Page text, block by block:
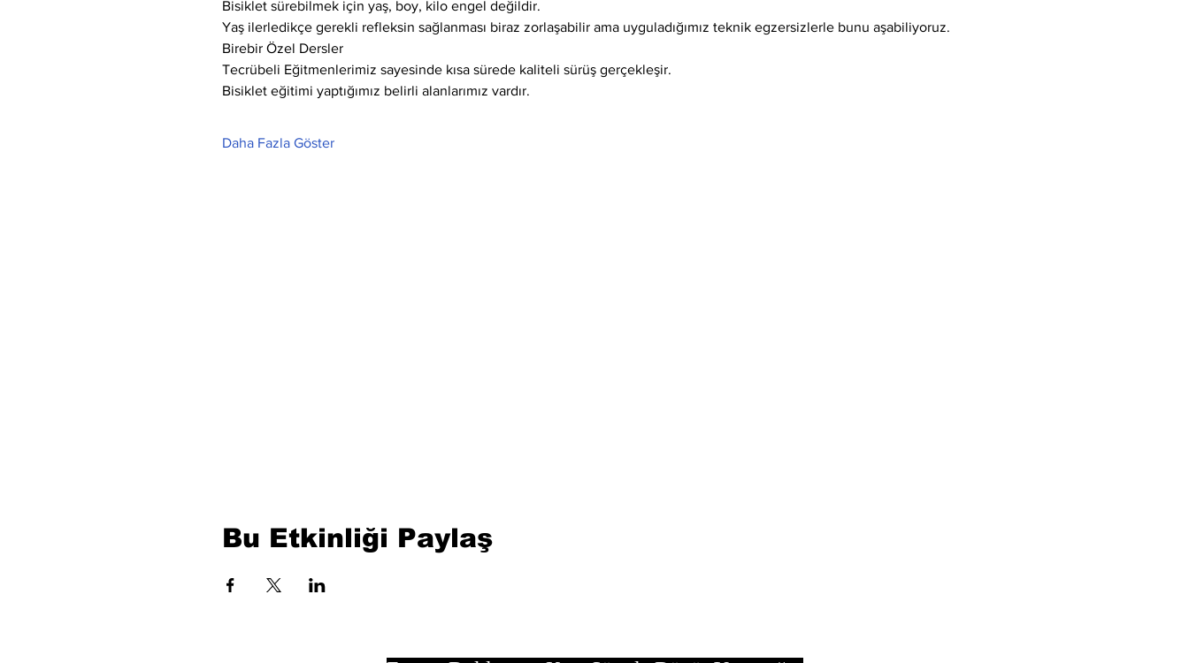
Bisiklet sürebilmek için yaş, boy, kilo engel değildir.
Yaş ilerledikçe gerekli refleksin sağlanması biraz zorlaşabilir ama uyguladığımız teknik egzersizlerle bunu aşabiliyoruz.
Birebir Özel Dersler
Tecrübeli Eğitmenlerimiz sayesinde kısa sürede kaliteli sürüş gerçekleşir.
Bisiklet eğitimi yaptığımız belirli alanlarımız vardır.
Daha Fazla Göster
Bu Etkinliği Paylaş